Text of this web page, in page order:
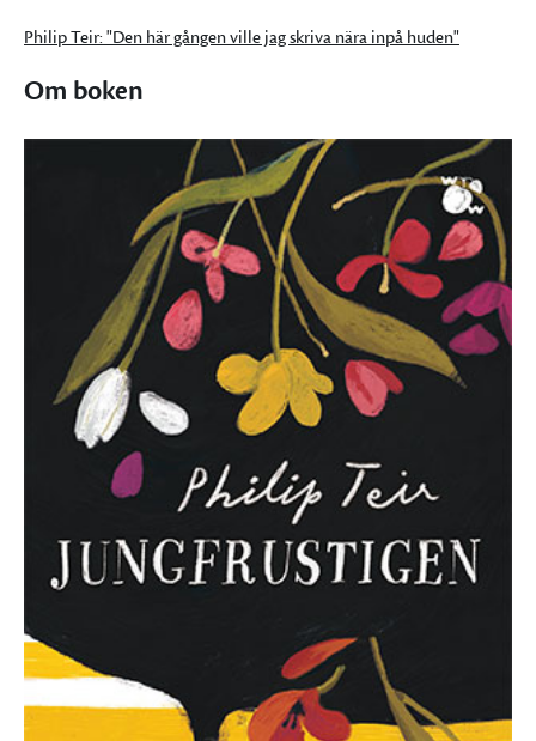
Philip Teir: "Den här gången ville jag skriva nära inpå huden"
Om boken